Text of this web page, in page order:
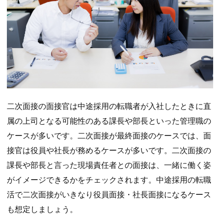
二次面接の面接官は中途採用の転職者が入社したときに直
属の上司となる可能性のある課長や部長といった管理職の
ケースが多いです。二次面接が最終面接のケースでは、面
接官は役員や社長が務めるケースが多いです。二次面接の
課長や部長と言った現場責任者との面接は、一緒に働く姿
がイメージできるかをチェックされます。中途採用の転職
活で二次面接がいきなり役員面接・社長面接になるケース
も想定しましょう。